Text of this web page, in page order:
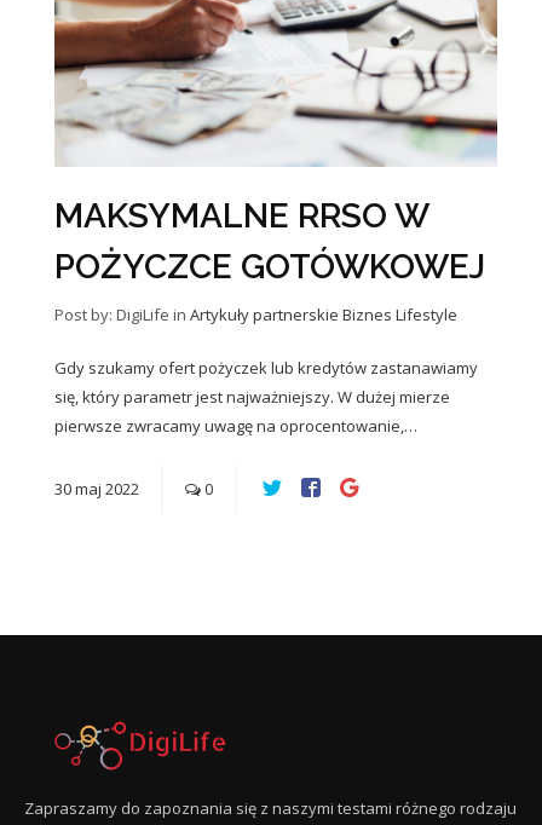
MAKSYMALNE RRSO W
POŻYCZCE GOTÓWKOWEJ
Post by: DigiLife in Artykuły partnerskie Biznes Lifestyle
Gdy szukamy ofert pożyczek lub kredytów zastanawiamy
się, który parametr jest najważniejszy. W dużej mierze
pierwsze zwracamy uwagę na oprocentowanie,…
30maj 2022 0
Zapraszamy do zapoznania się z naszymi testami różnego rodzaju